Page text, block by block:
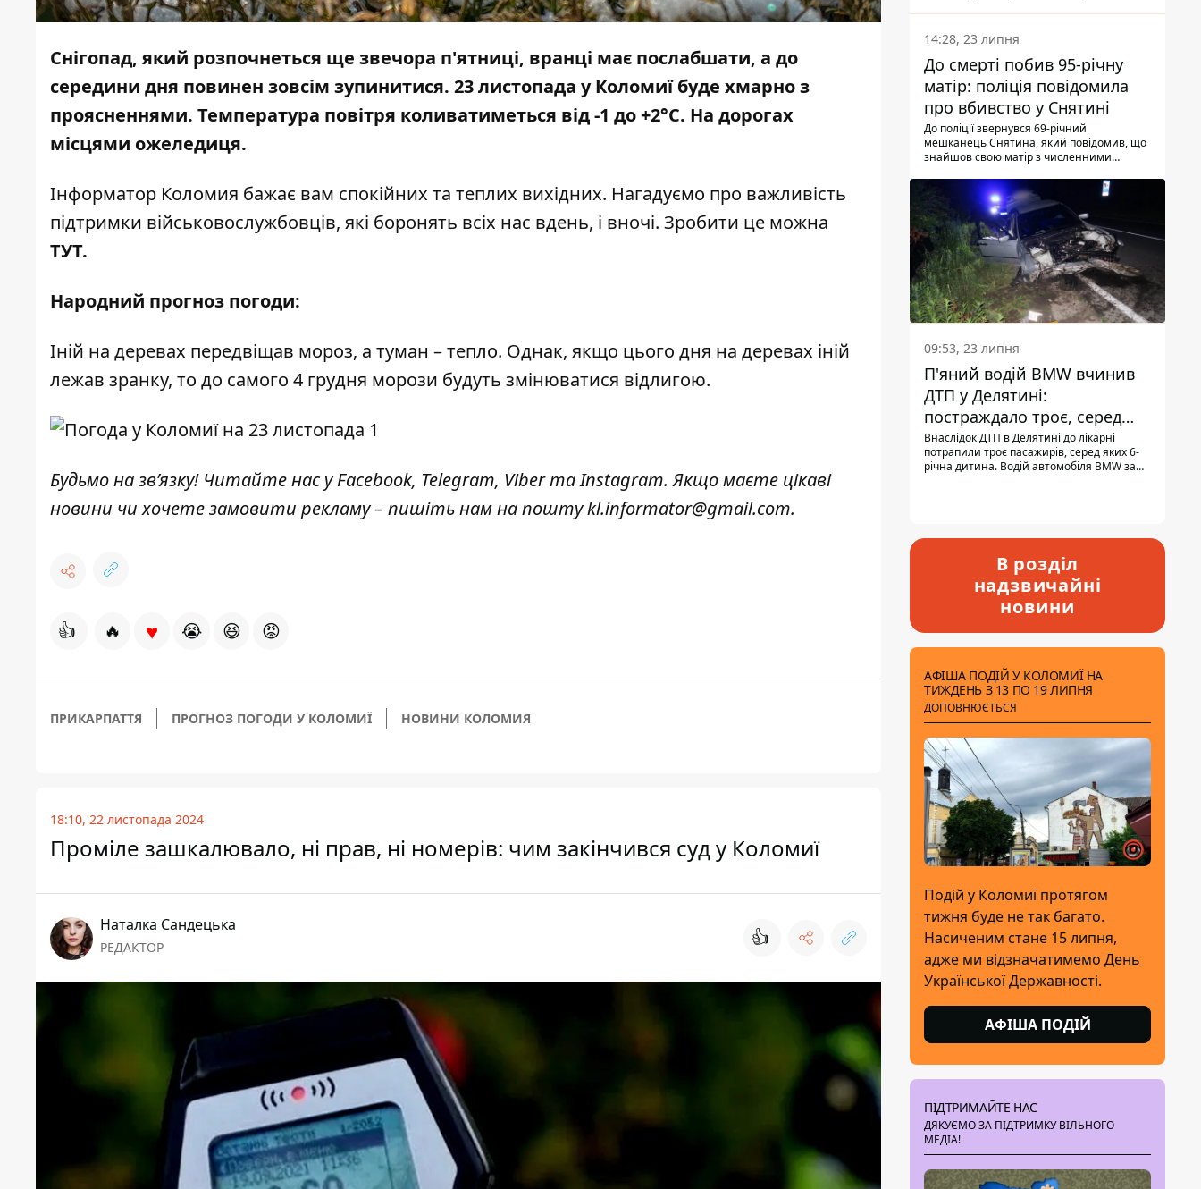
Снігопад, який розпочнеться ще звечора п'ятниці, вранці має послабшати, а до
середини дня повинен зовсім зупинитися. 23 листопада у Коломиї буде хмарно з
проясненнями. Температура повітря коливатиметься від -1 до +2°С. На дорогах
місцями ожеледиця.
Інформатор Коломия бажає вам спокійних та теплих вихідних. Нагадуємо про важливість
підтримки військовослужбовців, які боронять всіх нас вдень, і вночі. Зробити це можна
ТУТ.
Народний прогноз погоди:
Іній на деревах передвіщав мороз, а туман – тепло. Однак, якщо цього дня на деревах іній
лежав зранку, то до самого 4 грудня морози будуть змінюватися відлигою.
Будьмо на зв’язку! Читайте нас уFacebook, Telegram, ViberтаInstagram. Якщо маєте цікаві
новини чи хочете замовити рекламу – пишіть нам на поштуkl.informator@gmail.com.
👍 🔥 ♥ 😭 😆 😡
ПРИКАРПАТТЯ ПРОГНОЗ ПОГОДИ У КОЛОМИЇ НОВИНИ КОЛОМИЯ
18:10, 22 листопада 2024
Проміле зашкалювало, ні прав, ні номерів: чим закінчився суд у Коломиї
Наталка Сандецька
РЕДАКТОР 👍
виявили тіло.
14:28, 23 липня
До смерті побив 95-річну
матір: поліція повідомила
про вбивство у Снятині
До поліції звернувся 69-річний
мешканець Снятина, який повідомив, що
знайшов свою матір з численними
з'ясували правоохоронці, ці травми жінці
наніс її син.
09:53, 23 липня
П'яний водій BMW вчинив
ДТП у Делятині:
постраждало троє, серед
них - дитина
Внаслідок ДТП в Делятині до лікарні
потрапили троє пасажирів, серед яких 6-
річна дитина. Водій автомобіля BMW за
В розділ
надзвичайні
новини
АФІША ПОДІЙ У КОЛОМИЇ НА
ТИЖДЕНЬ З 13 ПО 19 ЛИПНЯ
ДОПОВНЮЄТЬСЯ
Подій у Коломиї протягом
тижня буде не так багато.
Насиченим стане 15 липня,
адже ми відзначатимемо День
Української Державності.
АФІША ПОДІЙ
ПІДТРИМАЙТЕ НАС
ДЯКУЄМО ЗА ПІДТРИМКУ ВІЛЬНОГО
МЕДІА!